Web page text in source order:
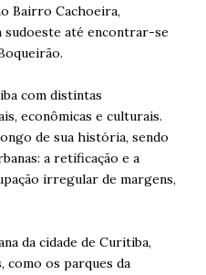
Bairro Cachoeira,
sudoeste até encontrar-se
com distintas
econômicas e culturais.
de sua história, sendo
a retificação e a
irregular de margens,
da cidade de Curitiba,
como os parques da